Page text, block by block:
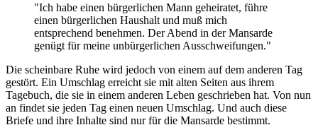
"Ich habe einen bürgerlichen Mann geheiratet, führe
einen bürgerlichen Haushalt und muß mich
entsprechend benehmen. Der Abend in der Mansarde
genügt für meine unbürgerlichen Ausschweifungen."
Die scheinbare Ruhe wird jedoch von einem auf dem anderen Tag
gestört. Ein Umschlag erreicht sie mit alten Seiten aus ihrem
Tagebuch, die sie in einem anderen Leben geschrieben hat. Von nun
an findet sie jeden Tag einen neuen Umschlag. Und auch diese
Briefe und ihre Inhalte sind nur für die Mansarde bestimmt.